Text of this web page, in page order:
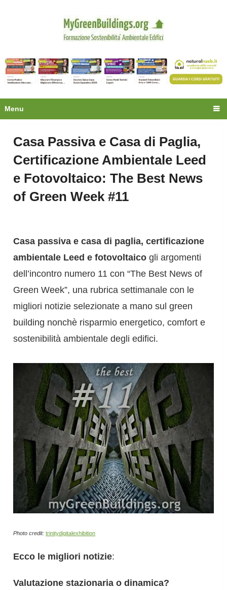
Menu
Casa Passiva e Casa di Paglia,
Certificazione Ambientale Leed
e Fotovoltaico: The Best News
of Green Week #11
Casa passiva e casa di paglia, certificazione
ambientale Leed e fotovoltaico gli argomenti
dell’incontro numero 11 con “The Best News of
Green Week”, una rubrica settimanale con le
migliori notizie selezionate a mano sul green
building nonchè risparmio energetico, comfort e
sostenibilità ambientale degli edifici.
Photo credit: trinitydigitalexhibition
Ecco le migliori notizie:
Valutazione stazionaria o dinamica?
Privacy
Oltre 30.000 tecnici
fanno già parte della